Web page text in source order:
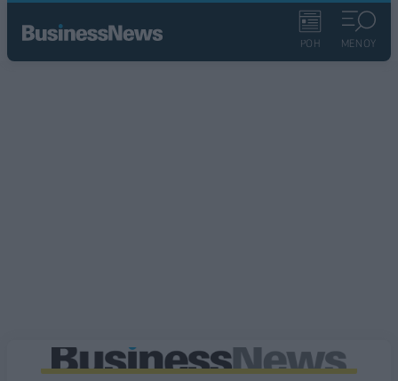
ΡΟΗ ΜΕΝΟΥ